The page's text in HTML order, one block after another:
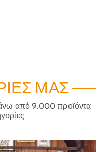
ΜΑΣ
από 9.000 προϊόντα